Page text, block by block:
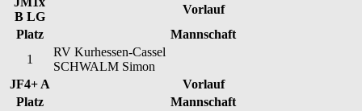
B LG
Vorlauf
Platz
Mannschaft
1
RV Kurhessen-Cassel
SCHWALM Simon
JF4+ A
Vorlauf
Platz
Mannschaft